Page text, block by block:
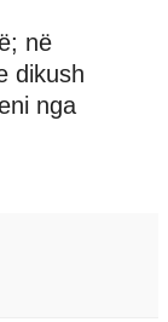
në
dikush
nga